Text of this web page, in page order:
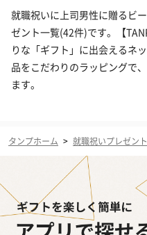
就職祝いに上司男性に贈るビ
ゼント一覧(42件)です。【
りな「ギフト」に出会えるネ
品をこだわりのラッピングで
ます。
タンプホーム > 就職祝いプレゼン